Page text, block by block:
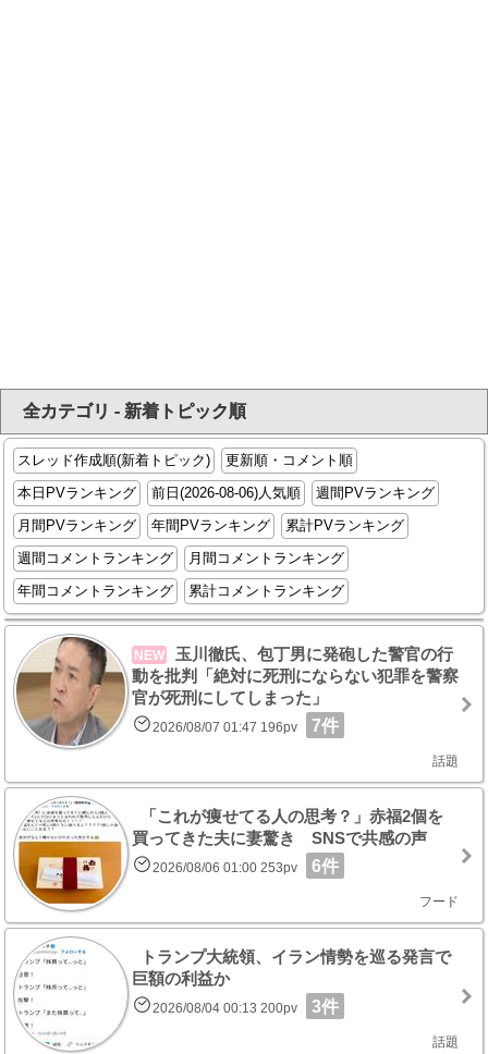
全カテゴリ - 新着トピック順
スレッド作成順(新着トピック)
更新順・コメント順
本日PVランキング
前日(2026-08-06)人気順
週間PVランキング
月間PVランキング
年間PVランキング
累計PVランキング
週間コメントランキング
月間コメントランキング
年間コメントランキング
累計コメントランキング
NEW
玉川徹氏、包丁男に発砲した警官の行
動を批判「絶対に死刑にならない犯罪を警察
官が死刑にしてしまった」
2026/08/07 01:47 196pv 7件
話題
「これが痩せてる人の思考？」赤福2個を
買ってきた夫に妻驚き SNSで共感の声
2026/08/06 01:00 253pv 6件
フード
トランプ大統領、イラン情勢を巡る発言で
巨額の利益か
2026/08/04 00:13 200pv 3件
話題